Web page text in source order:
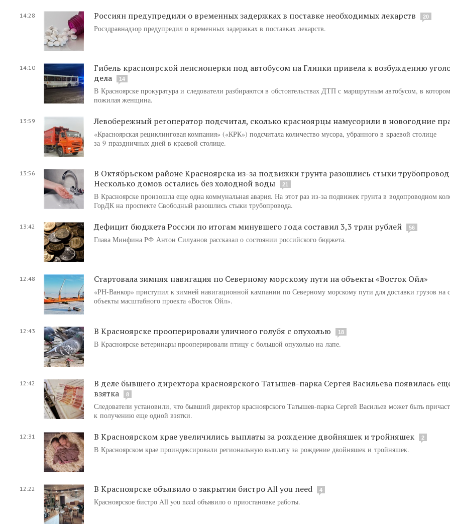
14:28 Россиян предупредили о временных задержках в поставке необходимых лекарств 20
Росздравнадзор предупредил о временных задержках в поставках лекарств.
14:10
Гибель красноярской пенсионерки под автобусом на Глинки привела к возбуждению
дела
14
В Красноярске прокуратура и следователи разбираются в обстоятельствах ДТП с маршрутным автобусом, в
пожилая женщина.
13:59 Левобережный регоператор подсчитал, сколько красноярцы намусорили в новогодние
«Красноярская рециклинговая компания» («КРК») подсчитала количество мусора, убранного в краевой столице
за 9 праздничных дней в краевой столице.
13:56
В Октябрьском районе Красноярска из-за подвижки грунта разошлись стыки
Несколько домов остались без холодной воды
21
В Красноярске произошла еще одна коммунальная авария. На этот раз из-за подвижек грунта в водопроводном
ГорДК на проспекте Свободный разошлись стыки трубопровода.
13:42 Дефицит бюджета России по итогам минувшего года составил 3,3 трлн рублей 56
Глава Минфина РФ Антон Силуанов рассказал о состоянии российского бюджета.
12:48 Стартовала зимняя навигация по Северному морскому пути на объекты «Восток Ойл»
«РН-Ванкор» приступил к зимней навигационной кампании по Северному морскому пути для доставки грузов на
объекты масштабного проекта «Восток Ойл».
12:43 В Красноярске прооперировали уличного голубя с опухолью 18
В Красноярске ветеринары прооперировали птицу с большой опухолью на лапе.
12:42
В деле бывшего директора красноярского Татышев-парка Сергея Васильева появилась
взятка
8
Следователи установили, что бывший директор красноярского Татышев-парка Сергей Васильев может быть
к получению еще одной взятки.
12:31 В Красноярском крае увеличились выплаты за рождение двойняшек и тройняшек 2
В Красноярском крае проиндексировали региональную выплату за рождение двойняшек и тройняшек.
12:22 В Красноярске объявило о закрытии бистро All you need 4
Красноярское бистро All you need объявило о приостановке работы.